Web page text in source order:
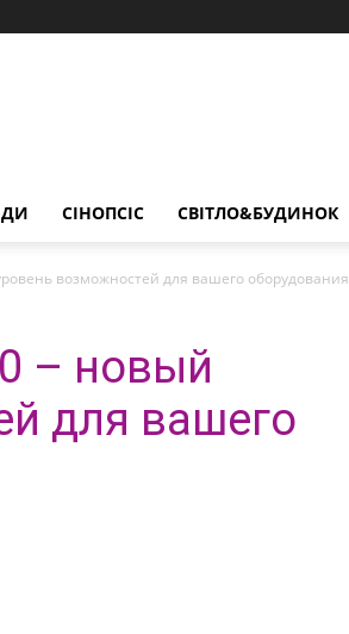
СІНОПСІС СВІТЛО&БУДИНОК
возможностей для вашего оборудования
– новый
для вашего